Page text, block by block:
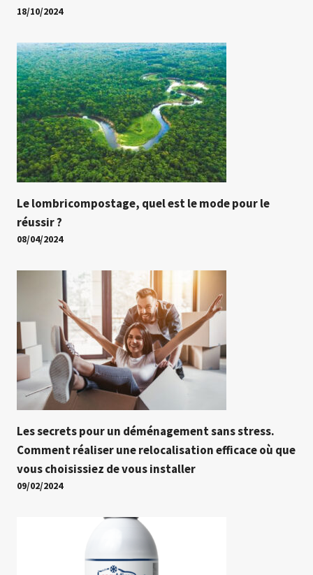
18/10/2024
Le lombricompostage, quel est le mode pour le
réussir ?
08/04/2024
Les secrets pour un déménagement sans stress.
Comment réaliser une relocalisation efficace où que
vous choisissiez de vous installer
09/02/2024